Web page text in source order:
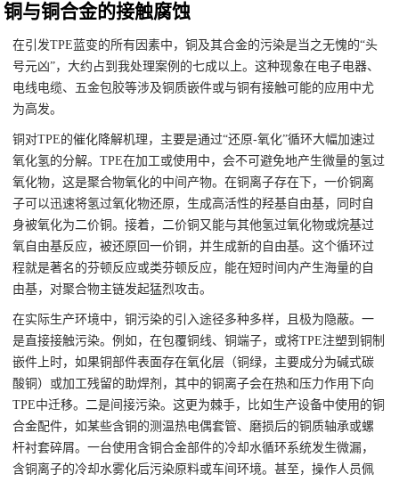
铜与铜合金的接触腐蚀
在引发TPE蓝变的所有因素中，铜及其合金的污染是当之无愧的“头
号元凶”，大约占到我处理案例的七成以上。这种现象在电子电器、
电线电缆、五金包胶等涉及铜质嵌件或与铜有接触可能的应用中尤
为高发。
铜对TPE的催化降解机理，主要是通过“还原-氧化”循环大幅加速过
氧化氢的分解。TPE在加工或使用中，会不可避免地产生微量的氢过
氧化物，这是聚合物氧化的中间产物。在铜离子存在下，一价铜离
子可以迅速将氢过氧化物还原，生成高活性的羟基自由基，同时自
身被氧化为二价铜。接着，二价铜又能与其他氢过氧化物或烷基过
氧自由基反应，被还原回一价铜，并生成新的自由基。这个循环过
程就是著名的芬顿反应或类芬顿反应，能在短时间内产生海量的自
由基，对聚合物主链发起猛烈攻击。
在实际生产环境中，铜污染的引入途径多种多样，且极为隐蔽。一
是直接接触污染。例如，在包覆铜线、铜端子，或将TPE注塑到铜制
嵌件上时，如果铜部件表面存在氧化层（铜绿，主要成分为碱式碳
酸铜）或加工残留的助焊剂，其中的铜离子会在热和压力作用下向
TPE中迁移。二是间接污染。这更为棘手，比如生产设备中使用的铜
合金配件，如某些含铜的测温热电偶套管、磨损后的铜质轴承或螺
杆衬套碎屑。一台使用含铜合金部件的冷却水循环系统发生微漏，
含铜离子的冷却水雾化后污染原料或车间环境。甚至，操作人员佩